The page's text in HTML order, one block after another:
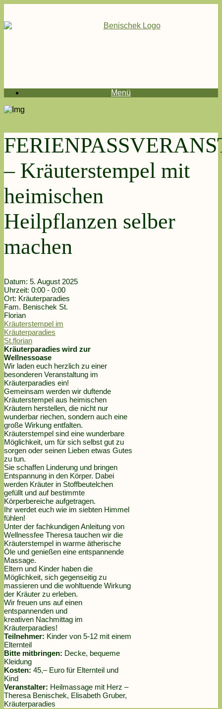
Menü
– Kräuterstempel mit
heimischen
Heilpflanzen selber
machen
Datum: 5. August 2025
Uhrzeit: 0:00 - 0:00
Ort: Kräuterparadies
Fam. Benischek St.
Florian
Kräuterstempel im
Kräuterparadies
St.florian
Kräuterparadies wird zur
Wellnessoase
Wir laden euch herzlich zu einer
besonderen Veranstaltung im
Kräuterparadies ein!
Gemeinsam werden wir duftende
Kräuterstempel aus heimischen
Kräutern herstellen, die nicht nur
wunderbar riechen, sondern auch eine
große Wirkung entfalten.
Kräuterstempel sind eine wunderbare
Möglichkeit, um für sich selbst gut zu
sorgen oder seinen Lieben etwas Gutes
zu tun.
Sie schaffen Linderung und bringen
Entspannung in den Körper. Dabei
werden Kräuter in Stoffbeutelchen
gefüllt und auf bestimmte
Körperbereiche aufgetragen.
Ihr werdet euch wie im siebten Himmel
fühlen!
Unter der fachkundigen Anleitung von
Wellnessfee Theresa tauchen wir die
Kräuterstempel in warme ätherische
Öle und genießen eine entspannende
Massage.
Eltern und Kinder haben die
Möglichkeit, sich gegenseitig zu
massieren und die wohltuende Wirkung
der Kräuter zu erleben.
Wir freuen uns auf einen
entspannenden und
kreativen Nachmittag im
Kräuterparadies!
Teilnehmer: Kinder von 5-12 mit einem
Elternteil
Bitte mitbringen: Decke, bequeme
Kleidung
Kosten: 45,– Euro für Elternteil und
Kind
Veranstalter: Heilmassage mit Herz –
Theresa Benischek, Elisabeth Gruber,
Kräuterparadies